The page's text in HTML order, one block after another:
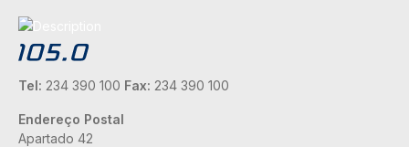
Tel: 234 390 100 Fax: 234 390 100
Endereço Postal
Apartado 42